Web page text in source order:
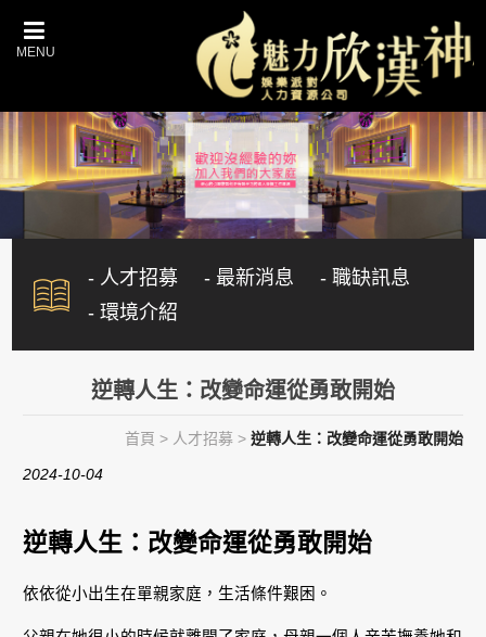
- 人才招募 - 最新消息
- 職缺訊息
- 環境介紹
逆轉人生：改變命運從勇敢開始
首頁 > 人才招募> 逆轉人生：改變命運從勇敢開始
2024-10-04
逆轉人生：改變命運從勇敢開始
依依從小出生在單親家庭，生活條件艱困。